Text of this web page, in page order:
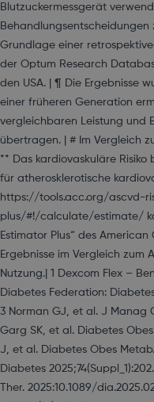
Blutzuckermessgerät
Behandlungsentscheidungen
Grundlage einer
der Optum Research
den USA. | ¶ Die Ergebnisse
einer früheren Generation
vergleichbaren Leistung und
übertragen. | # Im Vergleich
** Das kardiovaskuläre
für atherosklerotische
https://tools.acc.org/ascvd-
plus/#!/calculate/estimate/
Estimator Plus“ des
Ergebnisse im Vergleich zum
Nutzung.| 1 Dexcom Flex –
Diabetes Federation: Diabetes
3 Norman GJ, et al. J Manag
Garg SK, et al. Diabetes Obes
J, et al. Diabetes Obes
Diabetes
Ther. 2025:10.1089/